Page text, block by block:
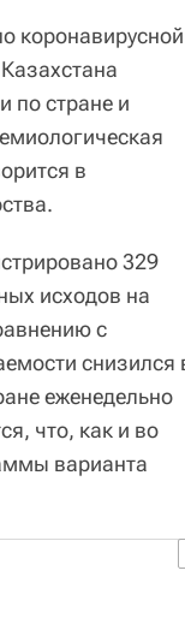
коронавирусной
по стране и
в
329
исходов на
с
снизился
еженедельно
что, как и во
варианта